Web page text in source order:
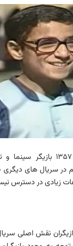
محمد چراغعلی متولد ۱۳۵۷
در سریال های
زیادی در دسترس
نقش اصلی